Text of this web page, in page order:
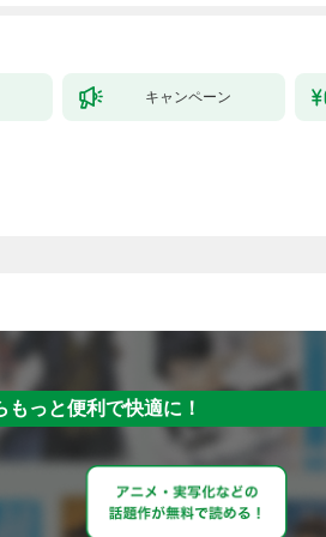
キャンペーン
もっと便利で快適に！